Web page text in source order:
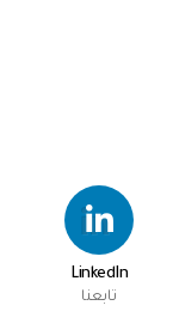
LinkedIn
تابعنا